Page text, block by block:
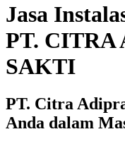
Jasa
PT. CITRA
SAKTI
PT. Citra
Anda dalam